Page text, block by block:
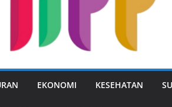
EKONOMI KESEHATAN